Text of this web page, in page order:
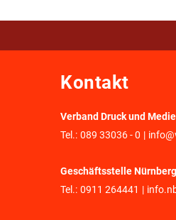
Kontakt
Verband Druck und
Tel.: 089 33036 - 0 |
Geschäftsstelle Nürnberg
Tel.: 0911 264441 |